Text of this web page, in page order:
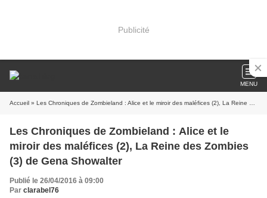
Publicité
MENU
Accueil » Les Chroniques de Zombieland : Alice et le miroir des maléfices (2), La Reine des Zombies (3) de Gena Showalter
Les Chroniques de Zombieland : Alice et le
miroir des maléfices (2), La Reine des Zombies
(3) de Gena Showalter
Publié le 26/04/2016 à 09:00
Par clarabel76